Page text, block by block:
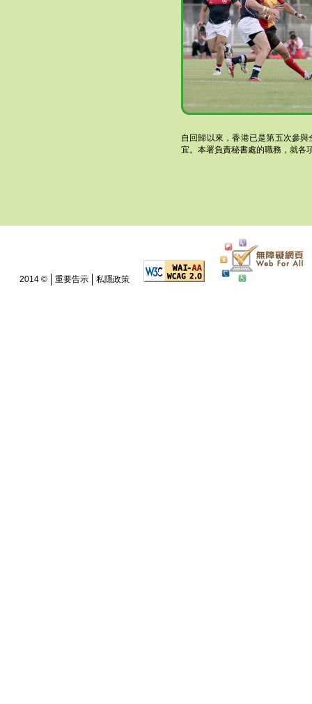
自回歸以來，香港已是第五次參
宜。本署負責秘書處的職務，就各
2014 © 重要告示 私隱政策